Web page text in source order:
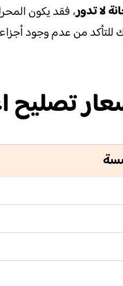
لا تدور، فقد يكون
من عدم وجود
تصليح